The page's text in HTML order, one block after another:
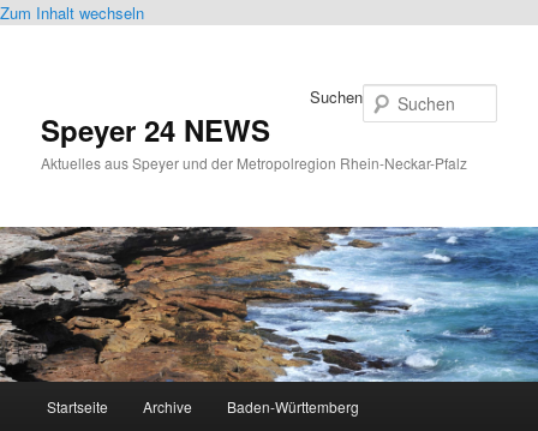
Zum Inhalt wechseln
Speyer 24 NEWS
Aktuelles aus Speyer und der Metropolregion Rhein-Neckar-Pfalz
Suchen
Startseite Archive Baden-Württemberg